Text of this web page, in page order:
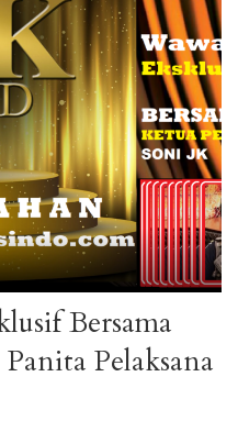
Bersama
Pelaksana